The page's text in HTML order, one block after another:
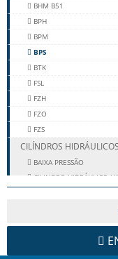
BHM B51
BPH
BPM
BPS
BTK
FSL
FZH
FZO
FZS
CILÍNDROS HIDRÁULICOS
BAIXA PRESSÃO
CILINDRO HIDRÁULICO
KITS HIDRÁULICOS